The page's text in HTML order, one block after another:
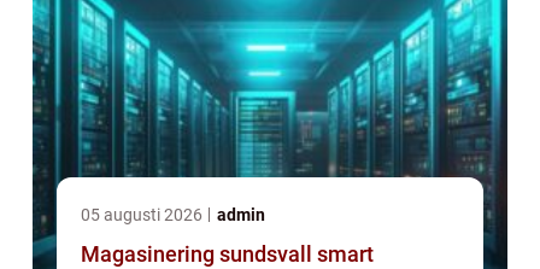
05 augusti 2026 admin
Magasinering sundsvall smart